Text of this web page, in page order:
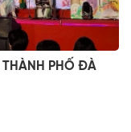
THÀNH PHỐ ĐÀ